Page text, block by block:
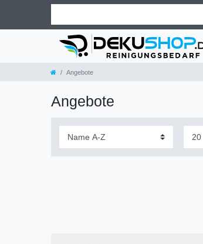
Angebote
Angebote